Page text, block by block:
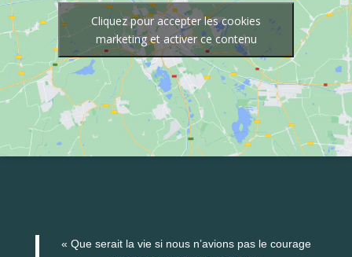
Cliquez pour accepter les cookies
marketing et activer ce contenu
« Que serait la vie si nous n’avions pas le courage